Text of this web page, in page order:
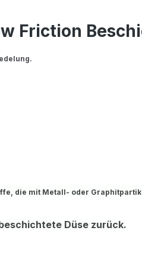
Friction
die mit Metall- oder
Düse zurück.